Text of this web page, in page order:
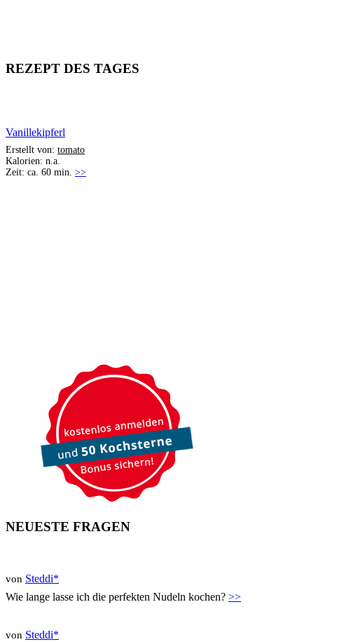
REZEPT DES TAGES
Vanillekipferl
Erstellt von: tomato
Kalorien: n.a.
Zeit: ca. 60 min. >>
NEUESTE FRAGEN
von Steddi*
Wie lange lasse ich die perfekten Nudeln kochen? >>
von Steddi*